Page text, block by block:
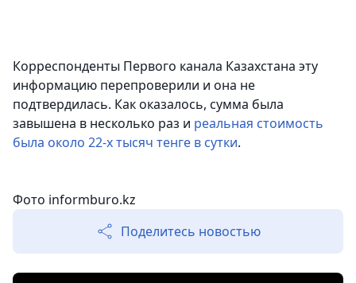
Корреспонденты Первого канала Казахстана эту
информацию перепроверили и она не
подтвердилась. Как оказалось, сумма была
завышена в несколько раз и реальная стоимость
была около 22-х тысяч тенге в сутки.
Фото informburo.kz
Поделитесь новостью